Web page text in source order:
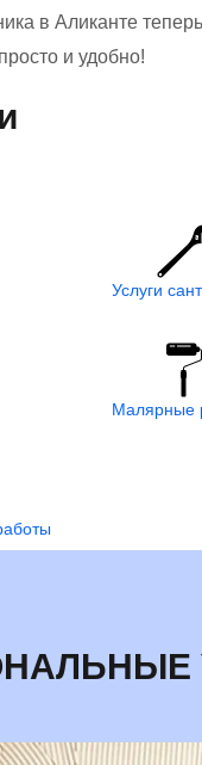
в Аликанте
и удобно!
Услуги
Малярные